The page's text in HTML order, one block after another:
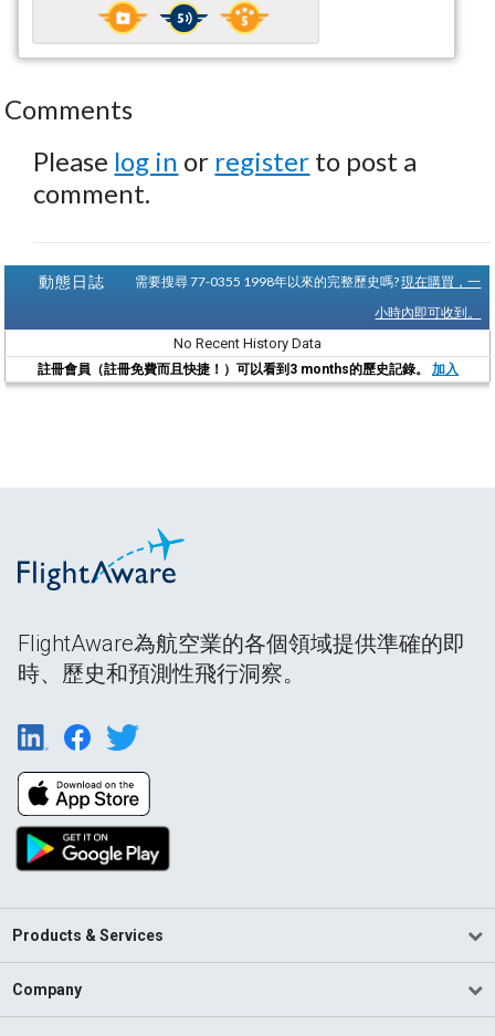
Comments
Please log in or register to post a
comment.
動態日誌 需要搜尋 77-0355 1998年以來的完整歷史嗎?現在購買，一
小時內即可收到。
No Recent History Data
註冊會員（註冊免費而且快捷！）可以看到3 months的歷史記錄。 加入
FlightAware為航空業的各個領域提供準確的即
時、歷史和預測性飛行洞察。
Products & Services
Company